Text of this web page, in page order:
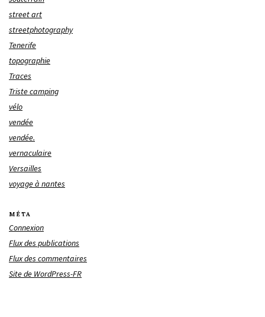
street art
streetphotography
Tenerife
topographie
Traces
Triste camping
vélo
vendée
vendée.
vernaculaire
Versailles
voyage à nantes
MÉTA
Connexion
Flux des publications
Flux des commentaires
Site de WordPress-FR